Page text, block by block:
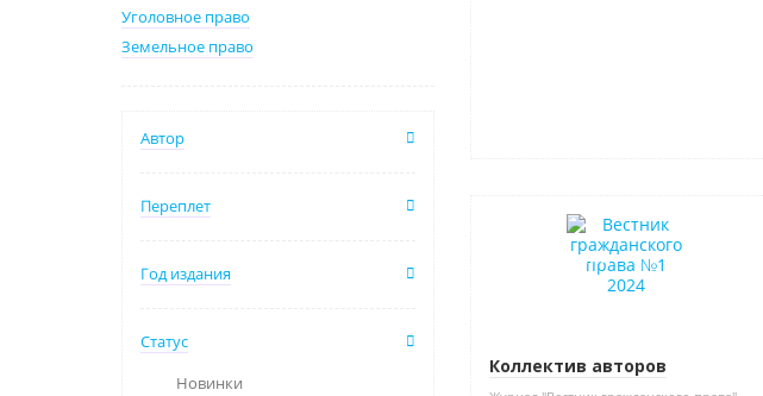
Уголовное право
Земельное право
Автор
Переплет
Год издания
Статус
Новинки
Нет в наличии
Коллектив авторов